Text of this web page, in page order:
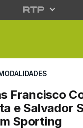
Francisco
e Salvador
Sporting